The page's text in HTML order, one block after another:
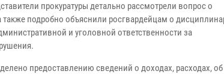
прокуратуры детально рассмотрели вопрос о
также подробно объяснили росгвардейцам о
и уголовной ответственности за
предоставлению сведений о доходах, расходах, об